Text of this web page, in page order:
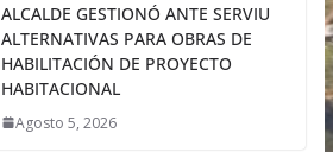
ALCALDE GESTIONÓ ANTE SERVIU
ALTERNATIVAS PARA OBRAS DE
HABILITACIÓN DE PROYECTO
HABITACIONAL
Agosto 5, 2026